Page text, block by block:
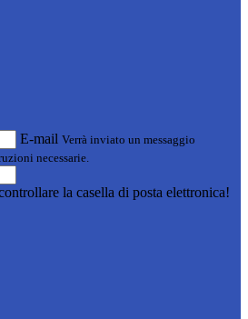
E-mail Verrà inviato un messaggio
necessarie.
la casella di posta elettronica!